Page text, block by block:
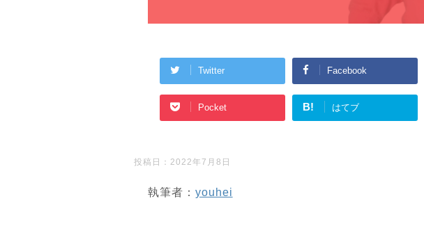
Twitter Facebook
Pocket B! はてブ
投稿日： 2022年7月8日
執筆者： youhei